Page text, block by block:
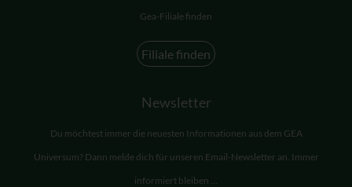
Gea-Filiale finden
Filiale finden
Newsletter
Du möchtest immer die neuesten Informationen aus dem GEA
Universum? Dann melde dich für unseren Email-Newsletter an. Immer
informiert bleiben ...